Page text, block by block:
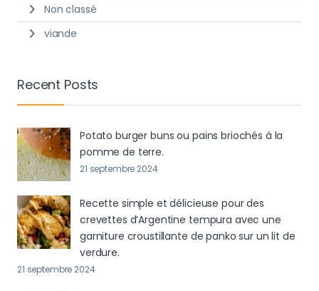
Non classé
viande
Recent Posts
Potato burger buns ou pains briochés à la
pomme de terre.
21 septembre 2024
Recette simple et délicieuse pour des
crevettes d’Argentine tempura avec une
garniture croustillante de panko sur un lit de
verdure.
21 septembre 2024